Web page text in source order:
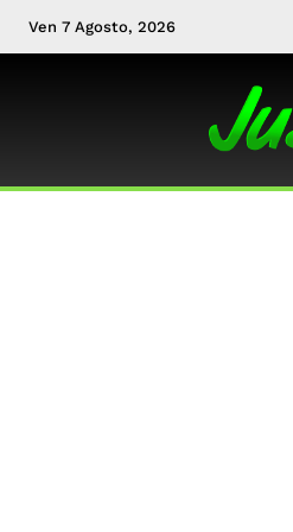
Ven 7 Agosto, 2026